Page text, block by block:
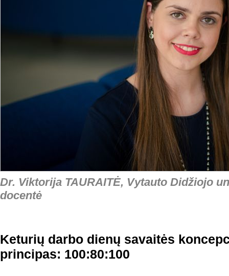
Dr. Viktorija TAURAITĖ, Vytauto Didžiojo
docentė
Keturių darbo dienų savaitės
principas: 100:80:100